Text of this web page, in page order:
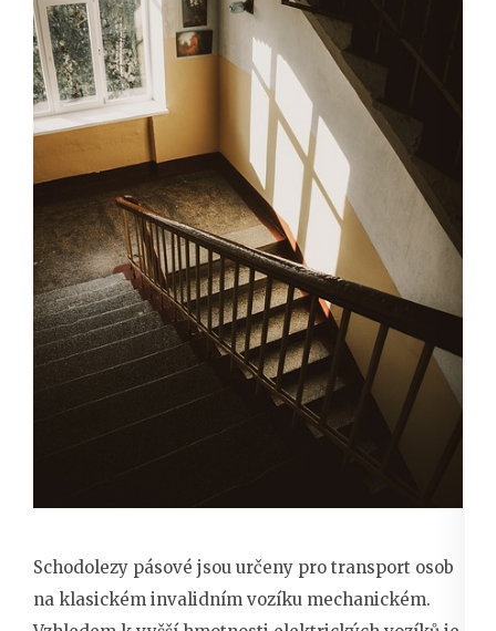
Schodolezy pásové jsou určeny pro transport osob
na klasickém invalidním vozíku mechanickém.